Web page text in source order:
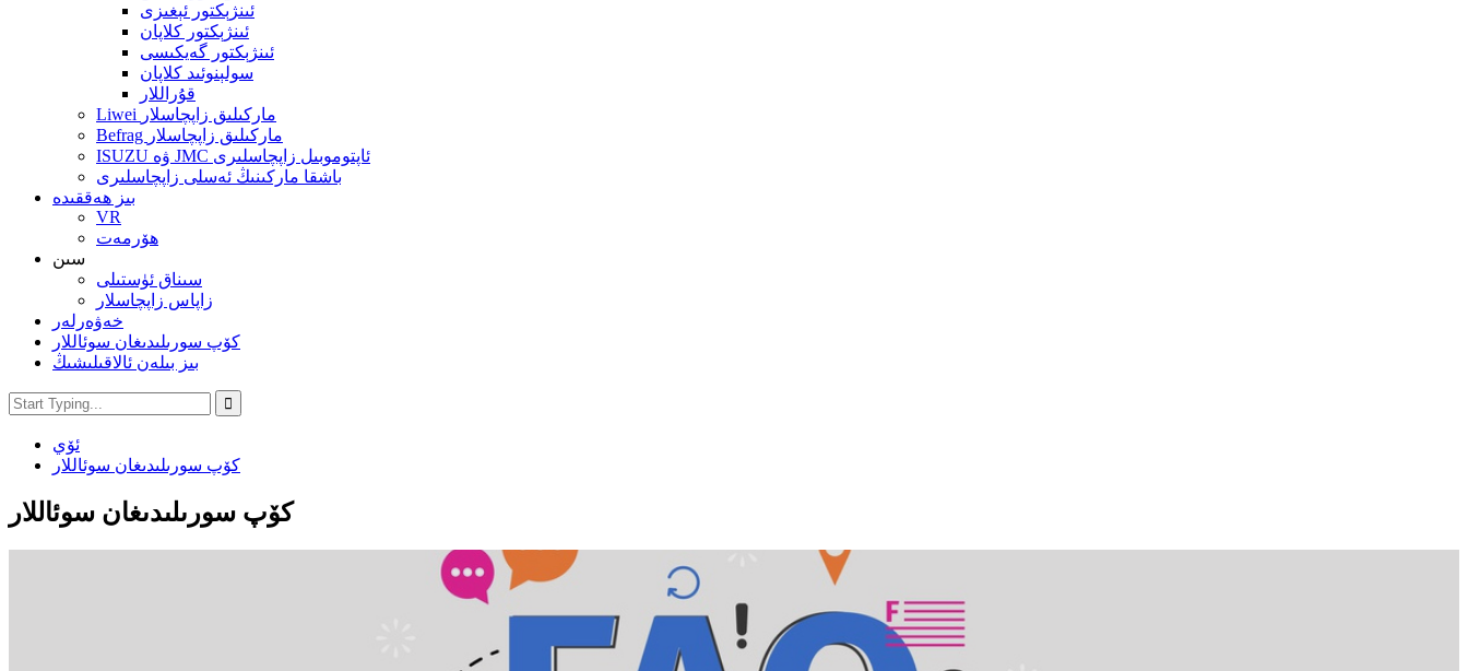
ئىنژېكتور ئېغىزى
ئىنژېكتور كلاپان
ئىنژېكتور گەيكىسى
سولېنوئىد كلاپان
قۇراللار
Liwei ماركىلىق زاپچاسلار
Befrag ماركىلىق زاپچاسلار
ISUZU ۋە JMC ئاپتوموبىل زاپچاسلىرى
باشقا ماركىنىڭ ئەسلى زاپچاسلىرى
بىز ھەققىدە
VR
ھۆرمەت
سىن
سىناق ئۈستىلى
زاپاس زاپچاسلار
خەۋەرلەر
كۆپ سورىلىدىغان سوئاللار
بىز بىلەن ئالاقىلىشىڭ
ئۆي
كۆپ سورىلىدىغان سوئاللار
كۆپ سورىلىدىغان سوئاللار